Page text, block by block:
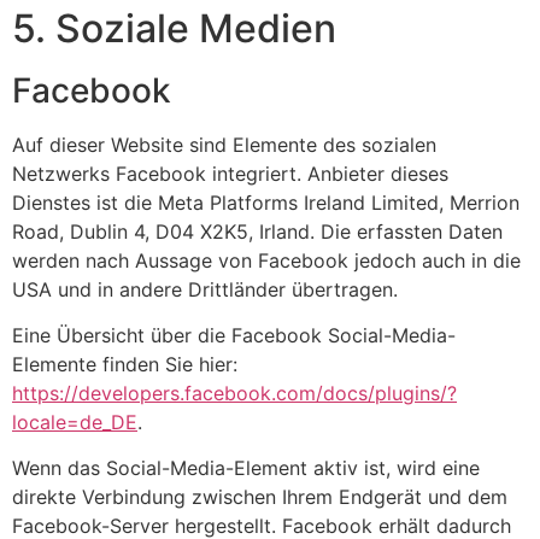
5. Soziale Medien
Facebook
Auf dieser Website sind Elemente des sozialen
Netzwerks Facebook integriert. Anbieter dieses
Dienstes ist die Meta Platforms Ireland Limited, Merrion
Road, Dublin 4, D04 X2K5, Irland. Die erfassten Daten
werden nach Aussage von Facebook jedoch auch in die
USA und in andere Drittländer übertragen.
Eine Übersicht über die Facebook Social-Media-
Elemente finden Sie hier:
https://developers.facebook.com/docs/plugins/?
locale=de_DE.
Wenn das Social-Media-Element aktiv ist, wird eine
direkte Verbindung zwischen Ihrem Endgerät und dem
Facebook-Server hergestellt. Facebook erhält dadurch